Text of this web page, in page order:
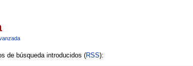
de búsqueda introducidos (RSS):